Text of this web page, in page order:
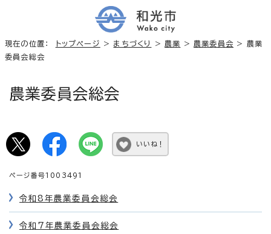
現在の位置： トップページ > まちづくり > 農業 > 農業委員会 > 農業
委員会総会
農業委員会総会
いいね！
ページ番号1003491
令和8年農業委員会総会
令和7年農業委員会総会